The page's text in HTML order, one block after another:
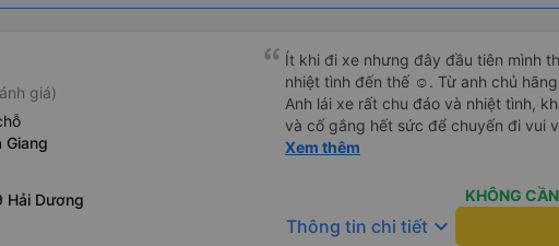
giá)
Giang
Hải Dương
Ít khi đi xe nhưng đây đầu tiên mình
nhiệt tình đến thế ☺️. Từ anh chủ
Anh lái xe rất chu đáo và nhiệt tình,
và cố gắng hết sức để chuyến đi vui
qua cuối tuần nên rất đông, đường tắc
nên ai cũng mệt, nhưng mình thấy
khiến mọi người thấy thoải mái vui vẻ nhất
hãng xe có thể có thêm phụ xe ở tất
Xem thêm
KHÔNG
Thông tin chi tiết keyboard_arrow_down